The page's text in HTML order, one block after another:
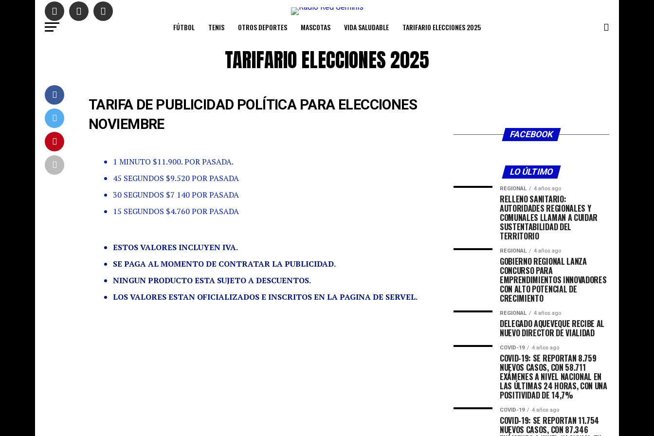
FÚTBOL TENIS OTROS DEPORTES MASCOTAS VIDA SALUDABLE TARIFARIO ELECCIONES 2025
TARIFARIO ELECCIONES 2025
TARIFA DE PUBLICIDAD POLÍTICA PARA ELECCIONES
NOVIEMBRE
1 MINUTO $11.900. POR PASADA.
45 SEGUNDOS $9.520 POR PASADA
30 SEGUNDOS $7 140 POR PASADA
15 SEGUNDOS $4.760 POR PASADA
ESTOS VALORES INCLUYEN IVA.
SE PAGA AL MOMENTO DE CONTRATAR LA PUBLICIDAD.
NINGUN PRODUCTO ESTA SUJETO A DESCUENTOS.
LOS VALORES ESTAN OFICIALIZADOS E INSCRITOS EN LA PAGINA DE SERVEL.
FACEBOOK
LO ÚLTIMO
REGIONAL 4 años ago
RELLENO SANITARIO:
AUTORIDADES REGIONALES Y
COMUNALES LLAMAN A CUIDAR
SUSTENTABILIDAD DEL
TERRITORIO
REGIONAL 4 años ago
GOBIERNO REGIONAL LANZA
CONCURSO PARA
EMPRENDIMIENTOS INNOVADORES
CON ALTO POTENCIAL DE
CRECIMIENTO
REGIONAL 4 años ago
DELEGADO AQUEVEQUE RECIBE AL
NUEVO DIRECTOR DE VIALIDAD
COVID-19 4 años ago
COVID-19: SE REPORTAN 8.759
NUEVOS CASOS, CON 58.711
EXÁMENES A NIVEL NACIONAL EN
LAS ÚLTIMAS 24 HORAS, CON UNA
POSITIVIDAD DE 14,7%
COVID-19 4 años ago
COVID-19: SE REPORTAN 11.754
NUEVOS CASOS, CON 87.346